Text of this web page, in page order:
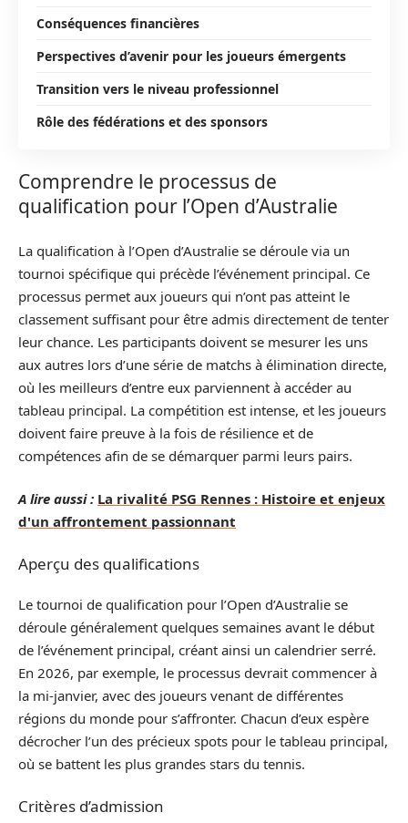
Conséquences financières
Perspectives d’avenir pour les joueurs émergents
Transition vers le niveau professionnel
Rôle des fédérations et des sponsors
Comprendre le processus de
qualification pour l’Open d’Australie
La qualification à l’Open d’Australie se déroule via un
tournoi spécifique qui précède l’événement principal. Ce
processus permet aux joueurs qui n’ont pas atteint le
classement suffisant pour être admis directement de tenter
leur chance. Les participants doivent se mesurer les uns
aux autres lors d’une série de matchs à élimination directe,
où les meilleurs d’entre eux parviennent à accéder au
tableau principal. La compétition est intense, et les joueurs
doivent faire preuve à la fois de résilience et de
compétences afin de se démarquer parmi leurs pairs.
A lire aussi : La rivalité PSG Rennes : Histoire et enjeux
d'un affrontement passionnant
Aperçu des qualifications
Le tournoi de qualification pour l’Open d’Australie se
déroule généralement quelques semaines avant le début
de l’événement principal, créant ainsi un calendrier serré.
En 2026, par exemple, le processus devrait commencer à
la mi-janvier, avec des joueurs venant de différentes
régions du monde pour s’affronter. Chacun d’eux espère
décrocher l’un des précieux spots pour le tableau principal,
où se battent les plus grandes stars du tennis.
Critères d’admission